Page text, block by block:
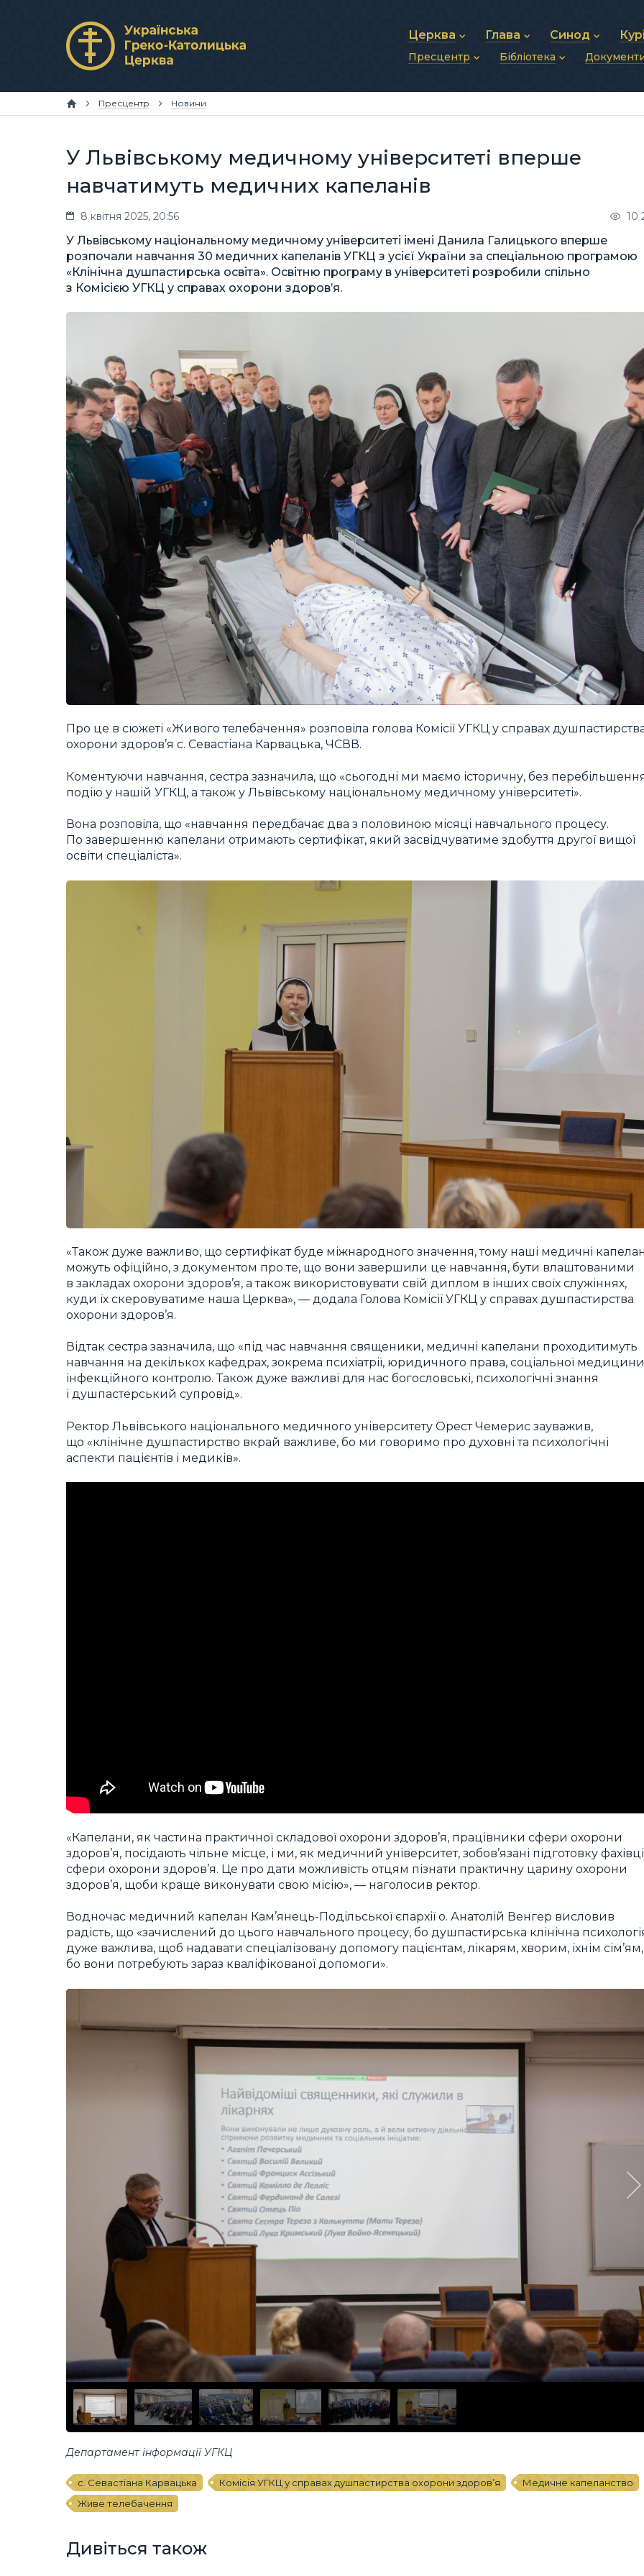
Церква
Про УГКЦ
Структура УГКЦ
Глава
Блаженніший Святослав
Фотографії
Синод
Синод Єпископів
Митрополичі
Пресцентр
Публікації
Фото та відео
Архів новин (2013–2022)
Бібліотека
Молитви
Пресцентр Новини
У Львівському медичному університеті вперше
навчатимуть медичних капеланів
8 квітня 2025, 20:56 10
У Львівському національному медичному університеті імені Данила Галицького вперше
розпочали навчання 30 медичних капеланів УГКЦ з усієї України за спеціальною програмою
«Клінічна душпастирська освіта». Освітню програму в університеті розробили спільно
з Комісією УГКЦ у справах охорони здоров’я.
Про це в сюжеті «Живого телебачення» розповіла голова Комісії УГКЦ у справах
охорони здоров’я с. Севастіана Карвацька, ЧСВВ.
Коментуючи навчання, сестра зазначила, що «сьогодні ми маємо історичну, без
подію у нашій УГКЦ, а також у Львівському національному медичному університеті».
Вона розповіла, що «навчання передбачає два з половиною місяці навчального процесу.
По завершенню капелани отримають сертифікат, який засвідчуватиме здобуття другої вищої
освіти спеціаліста».
«Також дуже важливо, що сертифікат буде міжнародного значення, тому наші медичні
можуть офіційно, з документом про те, що вони завершили це навчання, бути влаштованими
в закладах охорони здоров’я, а також використовувати свій диплом в інших своїх служіннях,
куди їх скеровуватиме наша Церква», — додала Голова Комісії УГКЦ у справах душпастирства
охорони здоров’я.
Відтак сестра зазначила, що «під час навчання священики, медичні капелани проходитимуть
навчання на декількох кафедрах, зокрема психіатрії, юридичного права, соціальної
інфекційного контролю. Також дуже важливі для нас богословські, психологічні знання
і душпастерський супровід».
Ректор Львівського національного медичного університету Орест Чемерис зауважив,
що «клінічне душпастирство вкрай важливе, бо ми говоримо про духовні та психологічні
аспекти пацієнтів і медиків».
«Капелани, як частина практичної складової охорони здоров’я, працівники сфери охорони
здоров’я, посідають чільне місце, і ми, як медичний університет, зобов’язані підготовку
сфери охорони здоров’я. Це про дати можливість отцям пізнати практичну царину охорони
здоров’я, щоби краще виконувати свою місію», — наголосив ректор.
Водночас медичний капелан Кам’янець-Подільської єпархії о. Анатолій Венгер висловив
радість, що «зачислений до цього навчального процесу, бо душпастирська клінічна
дуже важлива, щоб надавати спеціалізовану допомогу пацієнтам, лікарям, хворим, їхнім сім’ям,
бо вони потребують зараз кваліфікованої допомоги».
Департамент інформації УГКЦ
с. Севастіана Карвацька Комісія УГКЦ у справах душпастирства охорони здоров’я
Медичне капеланство
Живе телебачення
Дивіться також